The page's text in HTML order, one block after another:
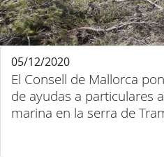
El Consell de Mallorca
de ayudas a particulares
marina en la serra de
05/12/2020